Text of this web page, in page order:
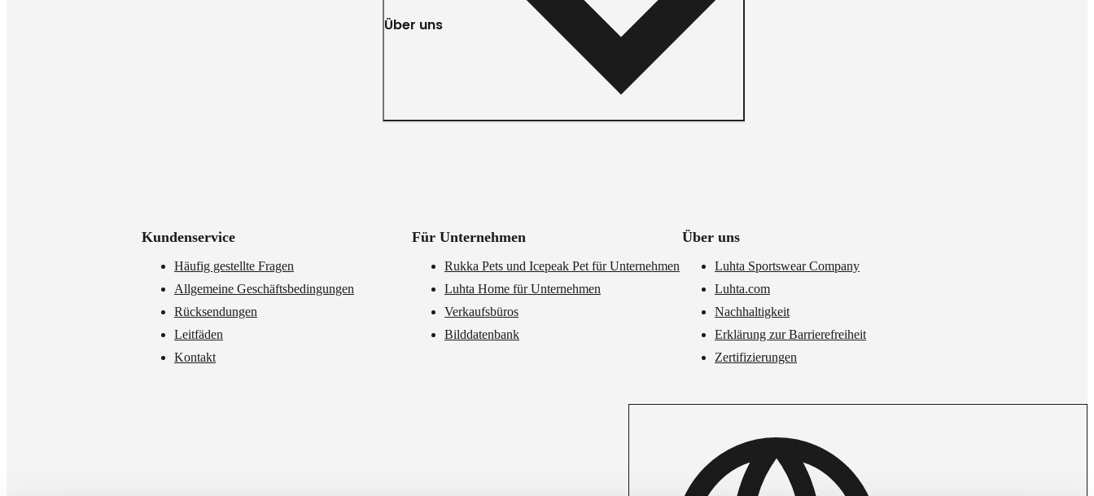
Über uns
Kundenservice
Häufig gestellte Fragen
Allgemeine Geschäftsbedingungen
Rücksendungen
Leitfäden
Kontakt
Für Unternehmen
Rukka Pets und Icepeak Pet für Unternehmen
Luhta Home für Unternehmen
Verkaufsbüros
Bilddatenbank
Über uns
Luhta Sportswear Company
Luhta.com
Nachhaltigkeit
Erklärung zur Barrierefreiheit
Zertifizierungen